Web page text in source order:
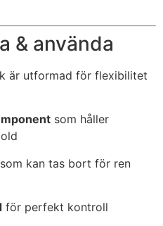
& använda
är utformad för flexibilitet
som håller
som kan tas bort för ren
för perfekt kontroll